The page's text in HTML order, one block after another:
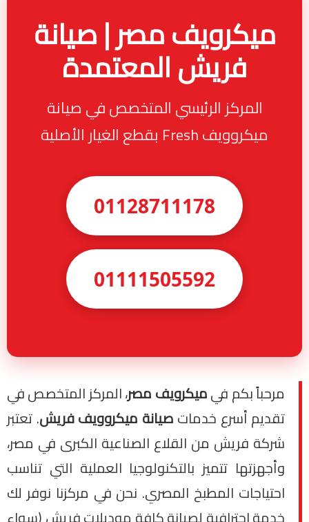
ميكرويف مصر | صيانة
فريش المعتمدة
المركز الرئيسي المتخصص في صيانة
ميكروويف Fresh بقطع الغيار الأصلية
01128711178
01111505592
مرحباً بكم فيميكرويف مصر، المركز المتخصص في
تقديم أسرع خدماتصيانة ميكروويف فريش. تعتبر
شركة فريش من القلاع الصناعية الكبرى في مصر،
وأجهزتها تتميز بالتكنولوجيا العملية التي تناسب
احتياجات المطبخ المصري. نحن في مركزنا نوفر لك